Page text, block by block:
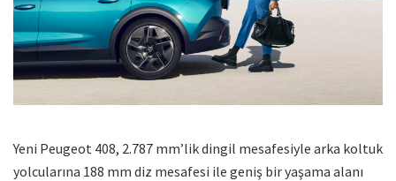
Yeni Peugeot 408, 2.787 mm’lik dingil mesafesiyle arka koltuk
yolcularına 188 mm diz mesafesi ile geniş bir yaşama alanı